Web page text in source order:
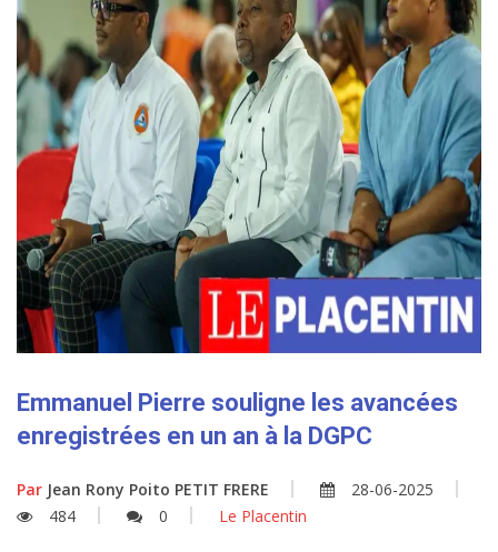
Emmanuel Pierre souligne les avancées
enregistrées en un an à la DGPC
Par Jean Rony Poito PETIT FRERE
28-06-2025
484
0 Le Placentin